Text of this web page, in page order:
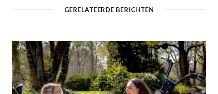
GERELATEERDE BERICHTEN